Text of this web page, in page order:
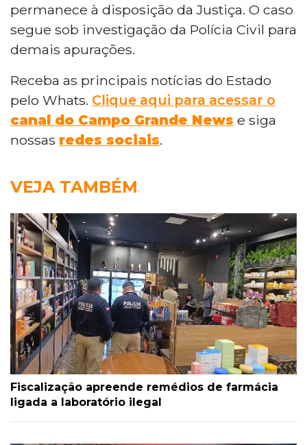
permanece à disposição da Justiça. O caso
segue sob investigação da Polícia Civil para
demais apurações.
Receba as principais notícias do Estado
pelo Whats. Clique aqui para acessar o
canal do Campo Grande News e siga
nossas redes sociais.
VEJA TAMBÉM
Fiscalização apreende remédios de farmácia
ligada a laboratório ilegal